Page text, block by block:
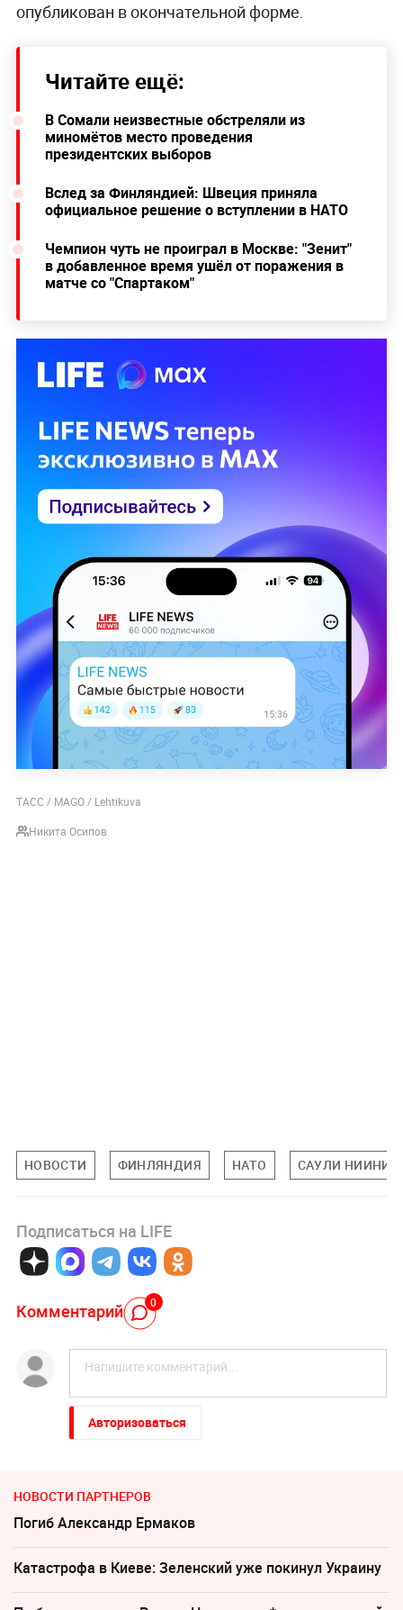
опубликован в окончательной форме.
Читайте ещё:
В Сомали неизвестные обстреляли из
миномётов место проведения
президентских выборов
Вслед за Финляндией: Швеция приняла
официальное решение о вступлении в НАТО
Чемпион чуть не проиграл в Москве: "Зенит"
в добавленное время ушёл от поражения в
матче со "Спартаком"
ТАСС / MAGO / Lehtikuva
Никита Осипов
НОВОСТИ ФИНЛЯНДИЯ НАТО САУЛИ
Подписаться на LIFE
Комментарий 0
Авторизоваться
НОВОСТИ ПАРТНЕРОВ
Погиб Александр Ермаков
Катастрофа в Киеве: Зеленский уже покинул Украину